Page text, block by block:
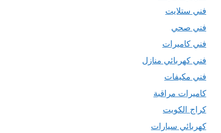
فني ستلايت
فني صحي
فني كاميرات
فني كهربائي منازل
فني مكيفات
كاميرات مراقبة
كراج الكويت
كهربائي سيارات